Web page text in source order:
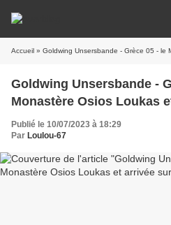
Accueil » Goldwing Unsersbande - Grèce 05 - le
Goldwing Unsersbande -
Monastère Osios Loukas
Publié le 10/07/2023 à 18:29
Par Loulou-67